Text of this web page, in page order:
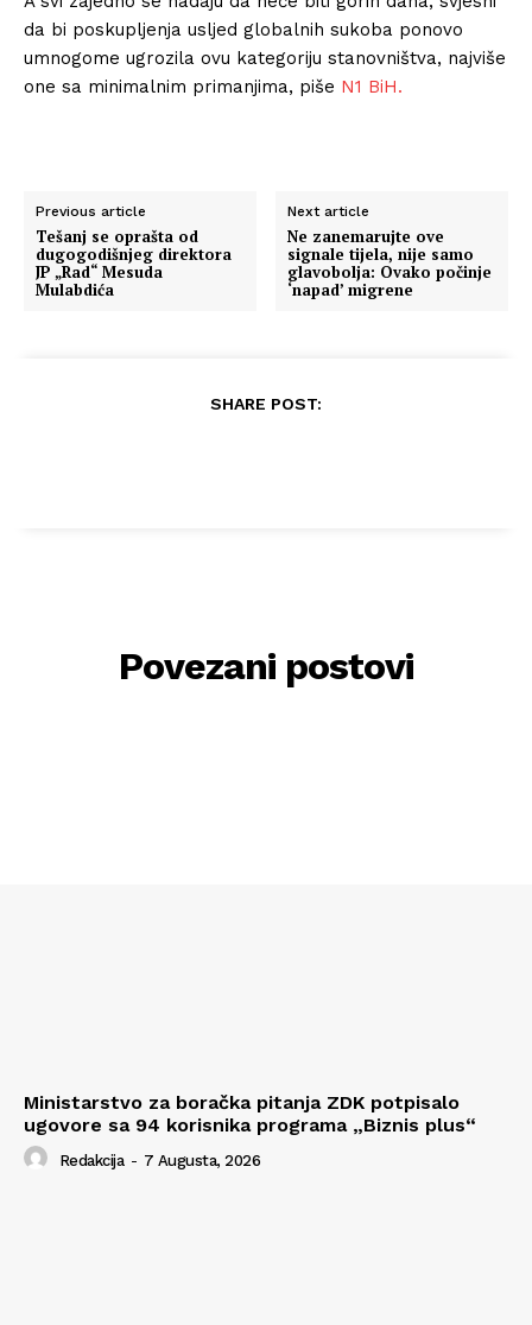
da bi poskupljenja usljed globalnih sukoba ponovo
umnogome ugrozila ovu kategoriju stanovništva, najviše
one sa minimalnim primanjima, piše N1 BiH.
Previous article
Tešanj se oprašta od
dugogodišnjeg direktora
JP „Rad“ Mesuda
Mulabdića
Next article
Ne zanemarujte ove
signale tijela, nije samo
glavobolja: Ovako počinje
‘napad’ migrene
SHARE POST:
Povezani postovi
Ministarstvo za boračka pitanja ZDK potpisalo
ugovore sa 94 korisnika programa „Biznis plus“
Redakcija - 7 Augusta, 2026